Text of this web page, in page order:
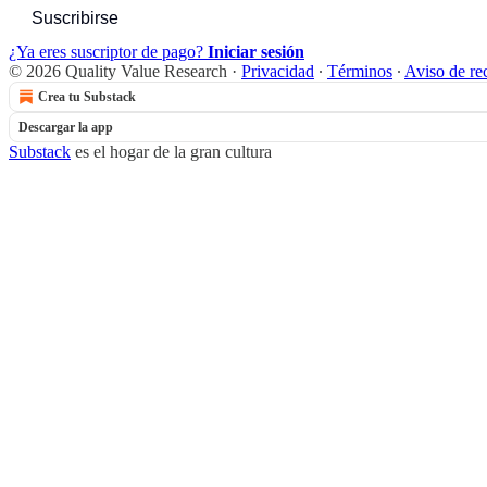
Suscribirse
¿Ya eres suscriptor de pago? Iniciar sesión
© 2026 Quality Value Research · Privacidad ∙ Términos ∙ Aviso de
Crea tu Substack
Descargar la app
Substack es el hogar de la gran cultura